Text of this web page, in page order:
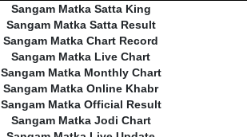
Sangam Matka Satta King
Sangam Matka Satta Result
Sangam Matka Chart Record
Sangam Matka Live Chart
Sangam Matka Monthly Chart
Sangam Matka Online Khabr
Sangam Matka Official Result
Sangam Matka Jodi Chart